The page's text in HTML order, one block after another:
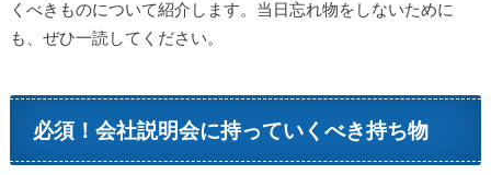
くべきものについて紹介します。当日忘れ物をしないために
も、ぜひ一読してください。
必須！会社説明会に持っていくべき持ち物